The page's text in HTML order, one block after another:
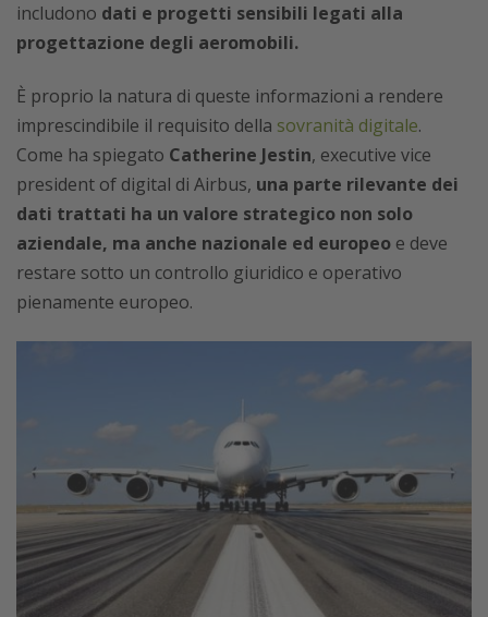
includono dati e progetti sensibili legati alla
progettazione degli aeromobili.
È proprio la natura di queste informazioni a rendere
imprescindibile il requisito della sovranità digitale.
Come ha spiegato Catherine Jestin, executive vice
president of digital di Airbus, una parte rilevante dei
dati trattati ha un valore strategico non solo
aziendale, ma anche nazionale ed europeo e deve
restare sotto un controllo giuridico e operativo
pienamente europeo.